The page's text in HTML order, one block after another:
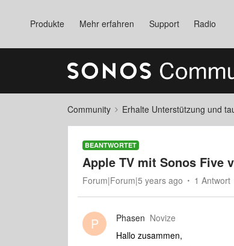
Produkte Mehr erfahren Support Radio
Community Erhalte Unterstützung und
BEANTWORTET
Apple TV mit Sonos Five
Forum|Forum|5 years ago 1 Antwort
P Phasen Novize
Hallo zusammen,